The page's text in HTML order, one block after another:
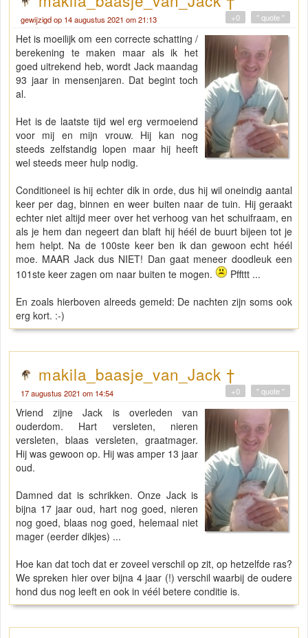
gewijzigd op 14 augustus 2021 om 21:13 " quote "
+0
Het is moeilijk om een correcte schatting /
berekening te maken maar als ik het
goed uitrekend heb, wordt Jack maandag
93 jaar in mensenjaren. Dat begint toch
al.
Het is de laatste tijd wel erg vermoeiend
voor mij en mijn vrouw. Hij kan nog
steeds zelfstandig lopen maar hij heeft
wel steeds meer hulp nodig.
Conditioneel is hij echter dik in orde, dus hij wil oneindig aantal
keer per dag, binnen en weer buiten naar de tuin. Hij geraakt
echter niet altijd meer over het verhoog van het schuifraam, en
als je hem dan negeert dan blaft hij héél de buurt bijeen tot je
hem helpt. Na de 100ste keer ben ik dan gewoon echt héél
moe. MAAR Jack dus NIET! Dan gaat meneer doodleuk een
101ste keer zagen om naar buiten te mogen.
Pffttt ...
En zoals hierboven alreeds gemeld: De nachten zijn soms ook
erg kort. :-)
makila_baasje_van_Jack †
17 augustus 2021 om 14:54 " quote "
+0
Vriend zijne Jack is overleden van
ouderdom. Hart versleten, nieren
versleten, blaas versleten, graatmager.
Hij was gewoon op. Hij was amper 13 jaar
oud.
Damned dat is schrikken. Onze Jack is
bijna 17 jaar oud, hart nog goed, nieren
nog goed, blaas nog goed, helemaal niet
mager (eerder dikjes) ...
Hoe kan dat toch dat er zoveel verschil op zit, op hetzelfde ras?
We spreken hier over bijna 4 jaar (!) verschil waarbij de oudere
hond dus nog leeft en ook in véél betere conditie is.